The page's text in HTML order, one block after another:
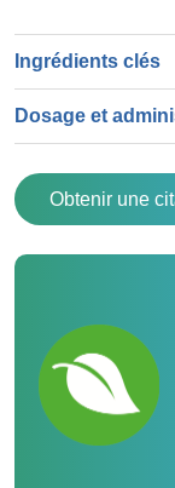
Ingrédients clés
Dosage et
Obtenir une